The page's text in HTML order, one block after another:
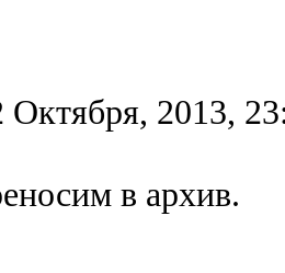
Октября, 2013,
в архив.